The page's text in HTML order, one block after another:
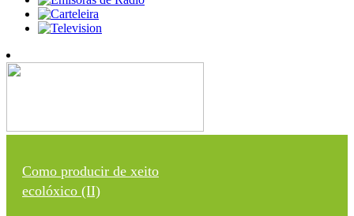
Como producir de xeito
ecolóxico (II)